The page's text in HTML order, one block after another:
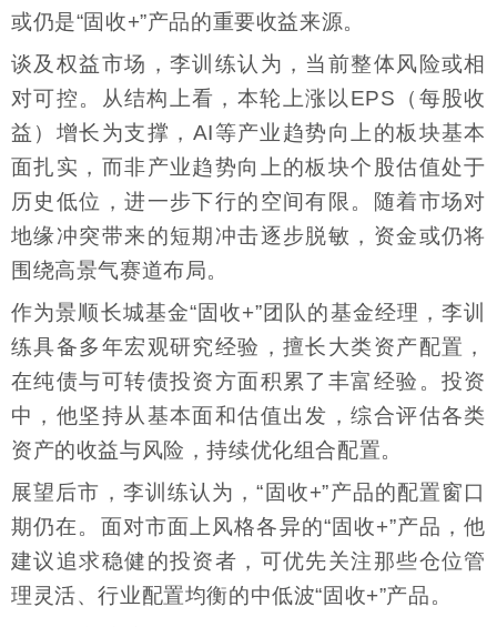
或仍是“固收+”产品的重要收益来源。
谈及权益市场，李训练认为，当前整体风险或相
对可控。从结构上看，本轮上涨以EPS（每股收
益）增长为支撑，AI等产业趋势向上的板块基本
面扎实，而非产业趋势向上的板块个股估值处于
历史低位，进一步下行的空间有限。随着市场对
地缘冲突带来的短期冲击逐步脱敏，资金或仍将
围绕高景气赛道布局。
作为景顺长城基金“固收+”团队的基金经理，李训
练具备多年宏观研究经验，擅长大类资产配置，
在纯债与可转债投资方面积累了丰富经验。投资
中，他坚持从基本面和估值出发，综合评估各类
资产的收益与风险，持续优化组合配置。
展望后市，李训练认为，“固收+”产品的配置窗口
期仍在。面对市面上风格各异的“固收+”产品，他
建议追求稳健的投资者，可优先关注那些仓位管
理灵活、行业配置均衡的中低波“固收+”产品。